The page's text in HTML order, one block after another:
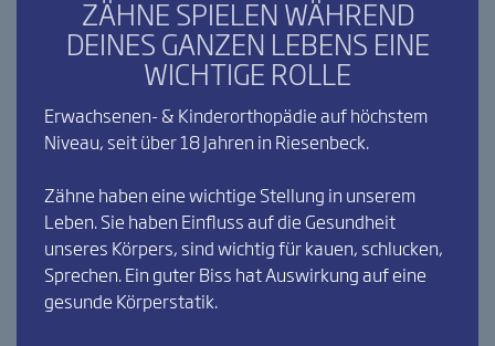
ZÄHNE SPIELEN WÄHREND
DEINES GANZEN LEBENS EINE
WICHTIGE ROLLE
Erwachsenen- & Kinderorthopädie auf höchstem
Niveau, seit über 18 Jahren in Riesenbeck.
Zähne haben eine wichtige Stellung in unserem
Leben. Sie haben Einfluss auf die Gesundheit
unseres Körpers, sind wichtig für kauen, schlucken,
Sprechen. Ein guter Biss hat Auswirkung auf eine
gesunde Körperstatik.